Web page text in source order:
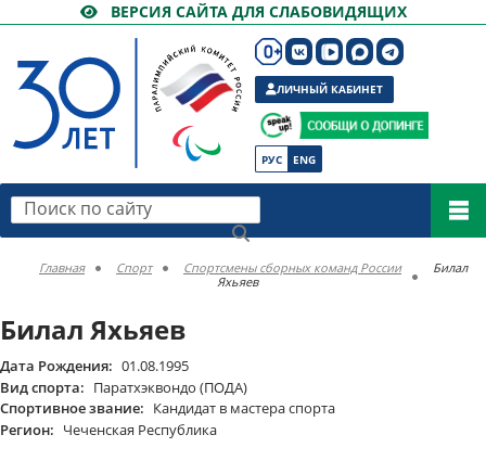
ВЕРСИЯ САЙТА ДЛЯ СЛАБОВИДЯЩИХ
РУС ENG
ЛИЧНЫЙ КАБИНЕТ
Поиск по сайту
Главная Спорт Спортсмены сборных команд России
Билал
Яхьяев
Билал Яхьяев
Дата Рождения: 01.08.1995
Вид спорта: Паратхэквондо (ПОДА)
Спортивное звание: Кандидат в мастера спорта
Регион: Чеченская Республика